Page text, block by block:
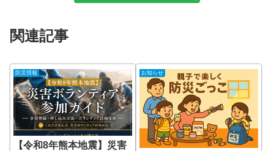
関連記事
防災情報
【令和8年熊本地震】災害
お知らせ